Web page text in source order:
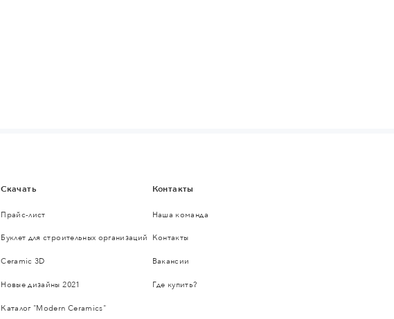
Скачать
Прайс-лист
Буклет для строительных организаций
Ceramic 3D
Новые дизайны 2021
Каталог "Modern Ceramics"
Контакты
Наша команда
Контакты
Вакансии
Где купить?